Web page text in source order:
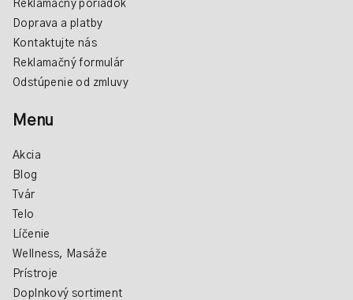
Reklamačný poriadok
Doprava a platby
Kontaktujte nás
Reklamačný formulár
Odstúpenie od zmluvy
Menu
Akcia
Blog
Tvár
Telo
Líčenie
Wellness, Masáže
Prístroje
Doplnkový sortiment